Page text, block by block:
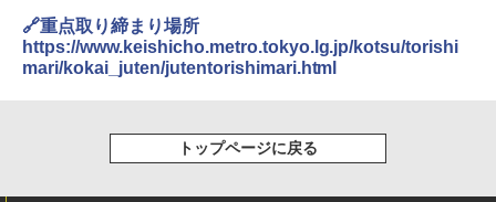
🔗重点取り締まり場所
https://www.keishicho.metro.tokyo.lg.jp/kotsu/torishi
mari/kokai_juten/jutentorishimari.html
トップページに戻る